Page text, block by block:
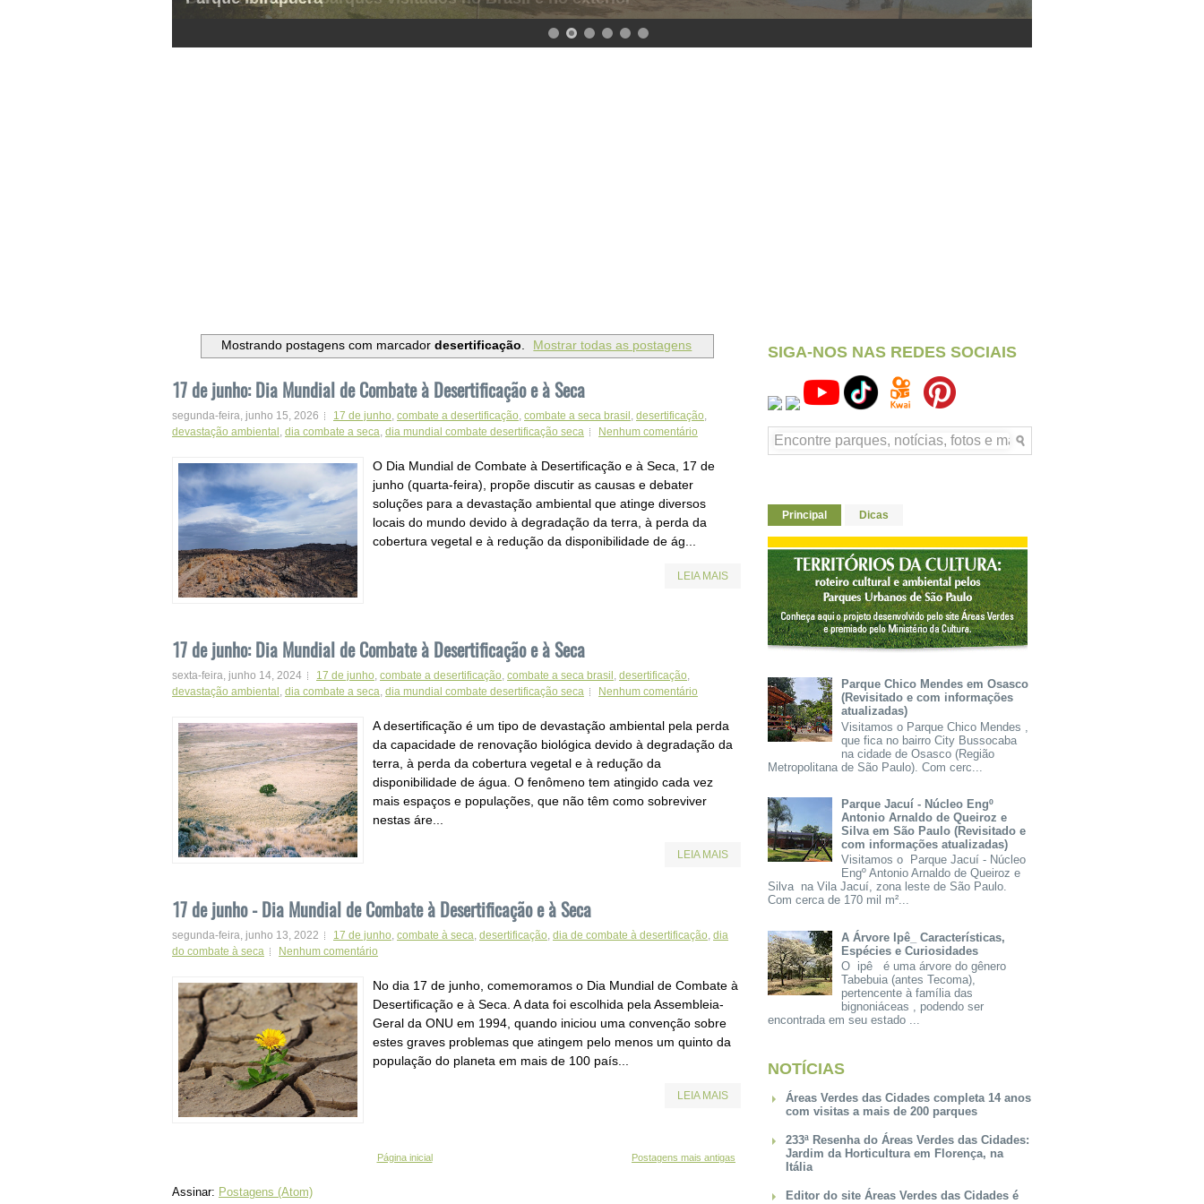
Mostrando postagens com marcador desertificação. Mostrar todas as postagens
17 de junho: Dia Mundial de Combate à Desertificação e à Seca
segunda-feira, junho 15, 2026 17 de junho combate a desertificação combate a seca brasil desertificação
devastação ambiental dia combate a seca dia mundial combate desertificação seca Nenhum comentário
O Dia Mundial de Combate à Desertificação e à Seca, 17 de
junho (quarta-feira), propõe discutir as causas e debater
soluções para a devastação ambiental que atinge diversos
locais do mundo devido à degradação da terra, à perda da
cobertura vegetal e à redução da disponibilidade de ág...
LEIA MAIS
17 de junho: Dia Mundial de Combate à Desertificação e à Seca
sexta-feira, junho 14, 2024 17 de junho combate a desertificação combate a seca brasil desertificação
devastação ambiental dia combate a seca dia mundial combate desertificação seca Nenhum comentário
A desertificação é um tipo de devastação ambiental pela perda
da capacidade de renovação biológica devido à degradação da
terra, à perda da cobertura vegetal e à redução da
disponibilidade de água. O fenômeno tem atingido cada vez
mais espaços e populações, que não têm como sobreviver
nestas áre...
LEIA MAIS
17 de junho - Dia Mundial de Combate à Desertificação e à Seca
segunda-feira, junho 13, 2022 17 de junho combate à seca desertificação dia de combate à desertificação dia
do combate à seca
Nenhum comentário
No dia 17 de junho, comemoramos o Dia Mundial de Combate à
Desertificação e à Seca. A data foi escolhida pela Assembleia-
Geral da ONU em 1994, quando iniciou uma convenção sobre
estes graves problemas que atingem pelo menos um quinto da
população do planeta em mais de 100 país...
LEIA MAIS
Postagens mais antigas
Página inicial
Assinar: Postagens (Atom)
SIGA-NOS NAS REDES SOCIAIS
Principal Dicas
Parque Chico Mendes em Osasco
(Revisitado e com informações
atualizadas)
Visitamos o Parque Chico Mendes ,
que fica no bairro City Bussocaba
na cidade de Osasco (Região
Metropolitana de São Paulo). Com cerc...
Parque Jacuí - Núcleo Engº
Antonio Arnaldo de Queiroz e
Silva em São Paulo (Revisitado e
com informações atualizadas)
Visitamos o Parque Jacuí - Núcleo
Engº Antonio Arnaldo de Queiroz e
Silva na Vila Jacuí, zona leste de São Paulo.
Com cerca de 170 mil m²...
A Árvore Ipê_ Características,
Espécies e Curiosidades
O ipê é uma árvore do gênero
Tabebuia (antes Tecoma),
pertencente à família das
bignoniáceas , podendo ser
encontrada em seu estado ...
NOTÍCIAS
Áreas Verdes das Cidades completa 14 anos
com visitas a mais de 200 parques
233ª Resenha do Áreas Verdes das Cidades:
Jardim da Horticultura em Florença, na
Itália
Editor do site Áreas Verdes das Cidades é